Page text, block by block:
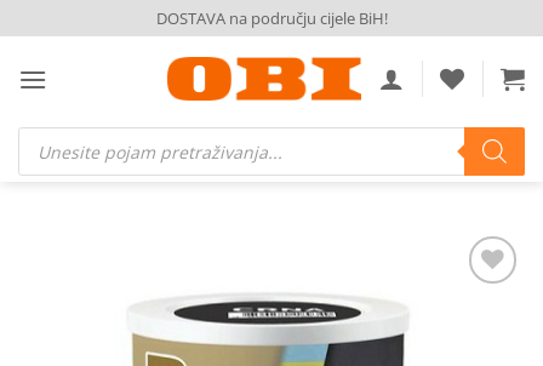
to
content
DOSTAVA na području cijele BiH!
Products
search